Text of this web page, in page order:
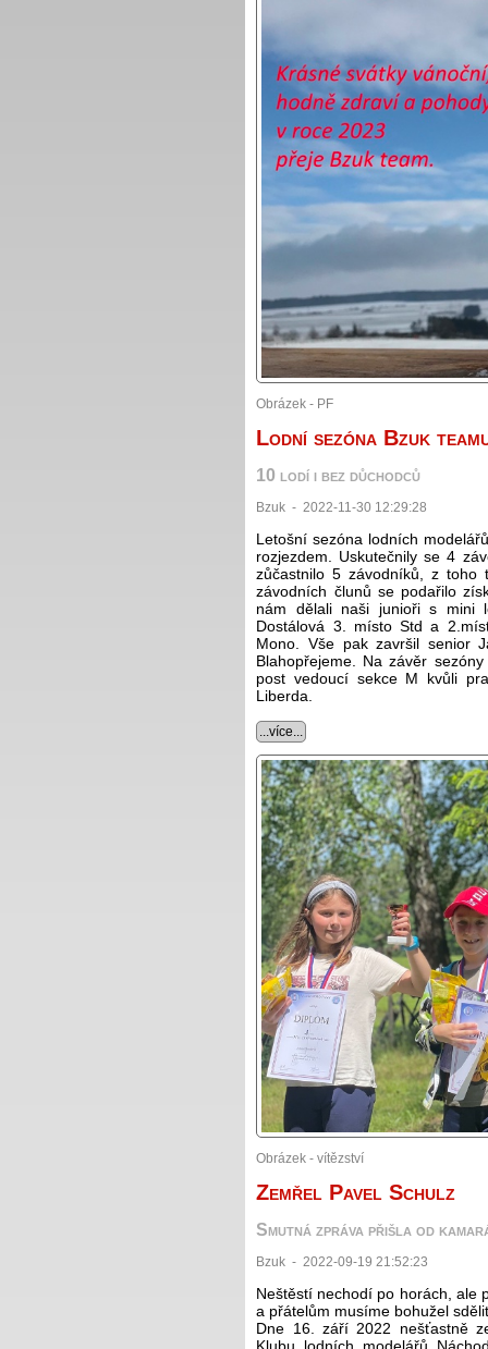
Obrázek - PF
Lodní sezóna Bzuk
10 lodí i bez důchodců
Bzuk - 2022-11-30 12:29:28
Letošní sezóna lodních
rozjezdem. Uskutečnily se 4
zůčastnilo 5 závodníků, z toho
závodních člunů se podařilo
nám dělali naši junioři s mini
Dostálová 3. místo Std a
Mono. Vše pak završil senior
Blahopřejeme. Na závěr
post vedoucí sekce M kvůli
Liberda.
...více...
Obrázek - vítězství
Zemřel Pavel Schulz
Smutná zpráva přišla od
Bzuk - 2022-09-19 21:52:23
Neštěstí nechodí po horách, ale
a přátelům musíme bohužel
Dne 16. září 2022 nešťastně